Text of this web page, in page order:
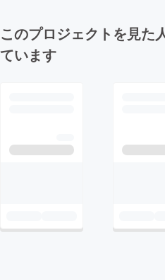
このプロジェクトを見た
ています